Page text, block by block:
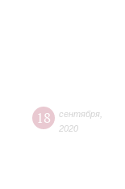
18 сентября
2020